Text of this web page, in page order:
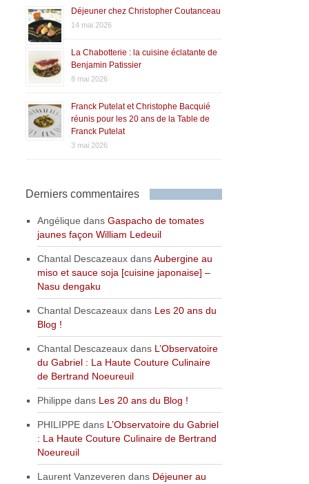
Déjeuner chez Christopher Coutanceau
14 mai 2026
La Chabotterie : la cuisine éclatante de
Benjamin Patissier
8 mai 2026
Franck Putelat et Christophe Bacquié
réunis pour les 20 ans de la Table de
Franck Putelat
3 mai 2026
Derniers commentaires
Angélique dansGaspacho de tomates
jaunes façon William Ledeuil
Chantal Descazeaux dansAubergine au
miso et sauce soja [cuisine japonaise] –
Nasu dengaku
Chantal Descazeaux dans Les 20 ans du
Blog !
Chantal Descazeaux dans L’Observatoire
du Gabriel : La Haute Couture Culinaire
de Bertrand Noeureuil
Philippe dans Les 20 ans du Blog !
PHILIPPE dans L’Observatoire du Gabriel
: La Haute Couture Culinaire de Bertrand
Noeureuil
Laurent Vanzeveren dans Déjeuner au